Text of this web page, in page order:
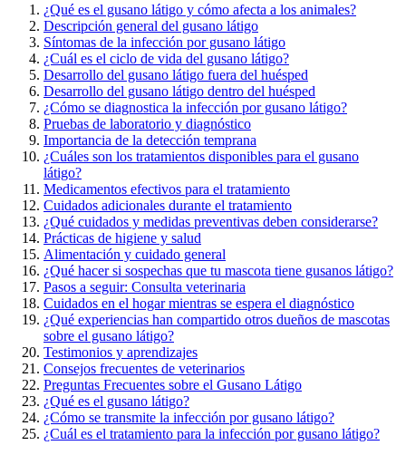
¿Qué es el gusano látigo y cómo afecta a los animales?
Descripción general del gusano látigo
Síntomas de la infección por gusano látigo
¿Cuál es el ciclo de vida del gusano látigo?
Desarrollo del gusano látigo fuera del huésped
Desarrollo del gusano látigo dentro del huésped
¿Cómo se diagnostica la infección por gusano látigo?
Pruebas de laboratorio y diagnóstico
Importancia de la detección temprana
¿Cuáles son los tratamientos disponibles para el gusano
látigo?
Medicamentos efectivos para el tratamiento
Cuidados adicionales durante el tratamiento
¿Qué cuidados y medidas preventivas deben considerarse?
Prácticas de higiene y salud
Alimentación y cuidado general
¿Qué hacer si sospechas que tu mascota tiene gusanos látigo?
Pasos a seguir: Consulta veterinaria
Cuidados en el hogar mientras se espera el diagnóstico
¿Qué experiencias han compartido otros dueños de mascotas
sobre el gusano látigo?
Testimonios y aprendizajes
Consejos frecuentes de veterinarios
Preguntas Frecuentes sobre el Gusano Látigo
¿Qué es el gusano látigo?
¿Cómo se transmite la infección por gusano látigo?
¿Cuál es el tratamiento para la infección por gusano látigo?